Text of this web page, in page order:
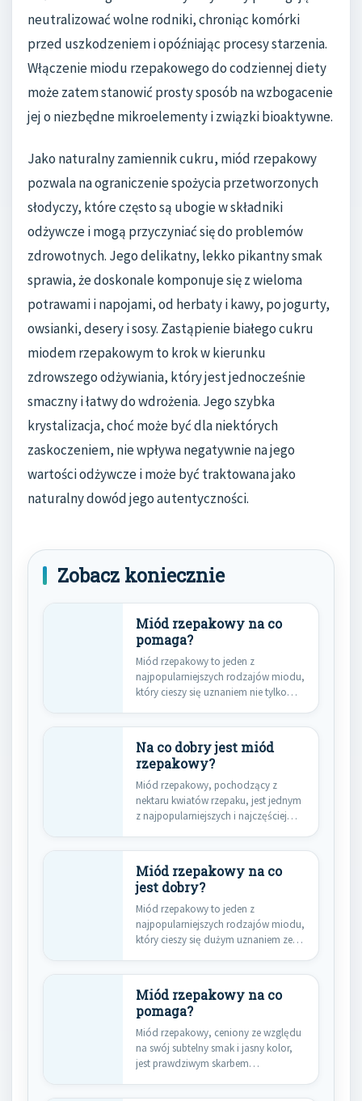
neutralizować wolne rodniki, chroniąc komórki
przed uszkodzeniem i opóźniając procesy starzenia.
Włączenie miodu rzepakowego do codziennej diety
może zatem stanowić prosty sposób na wzbogacenie
jej o niezbędne mikroelementy i związki bioaktywne.
Jako naturalny zamiennik cukru, miód rzepakowy
pozwala na ograniczenie spożycia przetworzonych
słodyczy, które często są ubogie w składniki
odżywcze i mogą przyczyniać się do problemów
zdrowotnych. Jego delikatny, lekko pikantny smak
sprawia, że doskonale komponuje się z wieloma
potrawami i napojami, od herbaty i kawy, po jogurty,
owsianki, desery i sosy. Zastąpienie białego cukru
miodem rzepakowym to krok w kierunku
zdrowszego odżywiania, który jest jednocześnie
smaczny i łatwy do wdrożenia. Jego szybka
krystalizacja, choć może być dla niektórych
zaskoczeniem, nie wpływa negatywnie na jego
wartości odżywcze i może być traktowana jako
naturalny dowód jego autentyczności.
Zobacz koniecznie
Miód rzepakowy na co
pomaga?
Miód rzepakowy to jeden z
najpopularniejszych rodzajów miodu,
który cieszy się uznaniem nie tylko
Na co dobry jest miód
rzepakowy?
Miód rzepakowy, pochodzący z
nektaru kwiatów rzepaku, jest jednym
z najpopularniejszych i najczęściej
Miód rzepakowy na co
jest dobry?
Miód rzepakowy to jeden z
najpopularniejszych rodzajów miodu,
który cieszy się dużym uznaniem ze
Miód rzepakowy na co
pomaga?
Miód rzepakowy, ceniony ze względu
na swój subtelny smak i jasny kolor,
jest prawdziwym skarbem…